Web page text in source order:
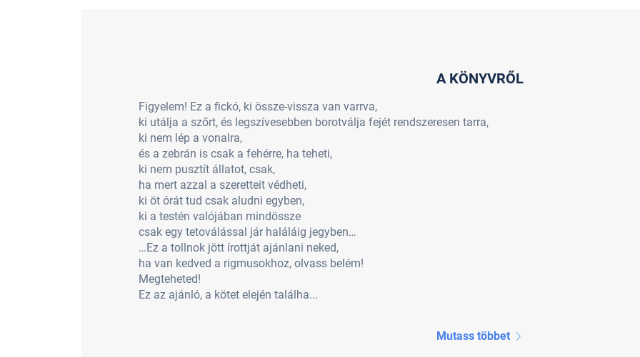
A KÖNYVRŐL
Figyelem! Ez a fickó, ki össze-vissza van varrva,
ki utálja a szőrt, és legszívesebben borotválja fejét rendszeresen tarra,
ki nem lép a vonalra,
és a zebrán is csak a fehérre, ha teheti,
ki nem pusztít állatot, csak,
ha mert azzal a szeretteit védheti,
ki öt órát tud csak aludni egyben,
ki a testén valójában mindössze
csak egy tetoválással jár haláláig jegyben…
…Ez a tollnok jött írottját ajánlani neked,
ha van kedved a rigmusokhoz, olvass belém!
Megteheted!
Ez az ajánló, a kötet elején találha...
Mutass többet